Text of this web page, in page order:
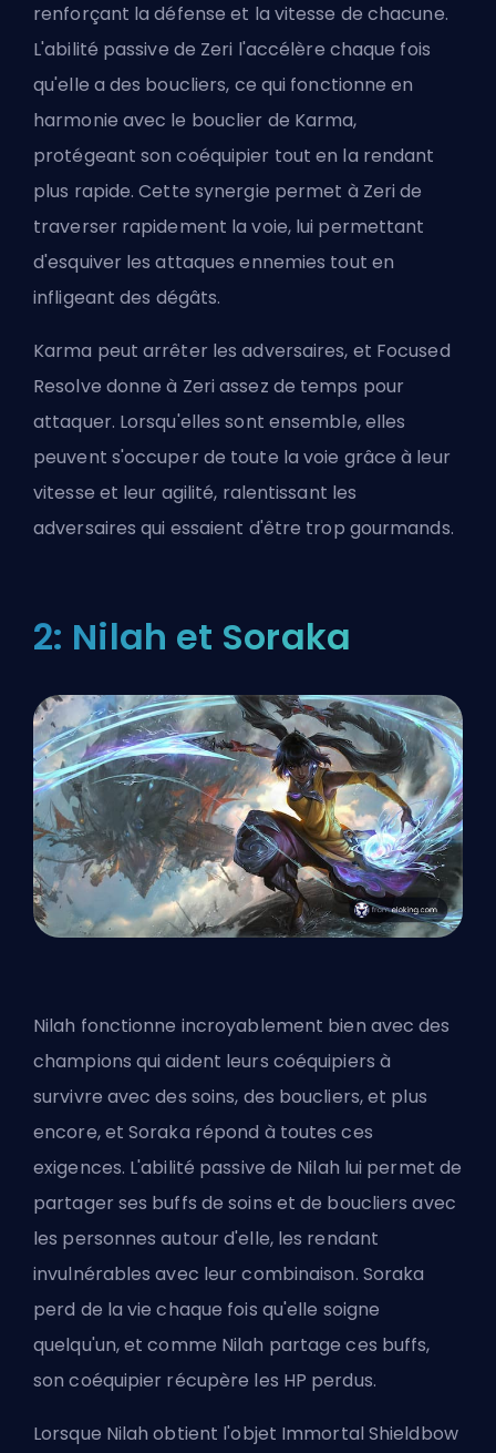
renforçant la défense et la vitesse de chacune.
L'abilité passive de Zeri l'accélère chaque fois
qu'elle a des boucliers, ce qui fonctionne en
harmonie avec le bouclier de Karma,
protégeant son coéquipier tout en la rendant
plus rapide. Cette synergie permet à Zeri de
traverser rapidement la voie, lui permettant
d'esquiver les attaques ennemies tout en
infligeant des dégâts.
Karma peut arrêter les adversaires, et Focused
Resolve donne à Zeri assez de temps pour
attaquer. Lorsqu'elles sont ensemble, elles
peuvent s'occuper de toute la voie grâce à leur
vitesse et leur agilité, ralentissant les
adversaires qui essaient d'être trop gourmands.
2: Nilah et Soraka
Nilah fonctionne incroyablement bien avec des
champions qui aident leurs coéquipiers à
survivre avec des soins, des boucliers, et plus
encore, et Soraka répond à toutes ces
exigences. L'abilité passive de Nilah lui permet de
partager ses buffs de soins et de boucliers avec
les personnes autour d'elle, les rendant
invulnérables avec leur combinaison. Soraka
perd de la vie chaque fois qu'elle soigne
quelqu'un, et comme Nilah partage ces buffs,
son coéquipier récupère les HP perdus.
Lorsque Nilah obtient l'objet Immortal Shieldbow